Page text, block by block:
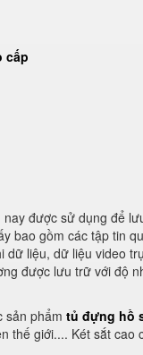
cấp
được sử dụng để
bao gồm các tập tin
liệu, dữ liệu video
được lưu trữ với độ
sản phẩm tủ đựng hồ
thế giới.... Két sắt